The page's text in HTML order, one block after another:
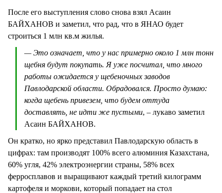
После его выступления слово снова взял Асаин
БАЙХАНОВ и заметил, что рад, что в ЯНАО будет
строиться 1 млн кв.м жилья.
— Это означает, что у нас примерно около 1 млн тонн
щебня будут покупать. Я уже посчитал, что много
работы ожидается у щебеночных заводов
Павлодарской области. Обрадовался. Просто думаю:
когда щебень привезем, что будем оттуда
доставлять, не идти же пустыми, – лукаво заметил
Асаин БАЙХАНОВ.
Он кратко, но ярко представил Павлодарскую область в
цифрах: там производят 100% всего алюминия Казахстана,
60% угля, 42% электроэнергии страны, 58% всех
ферросплавов и выращивают каждый третий килограмм
картофеля и моркови, который попадает на стол